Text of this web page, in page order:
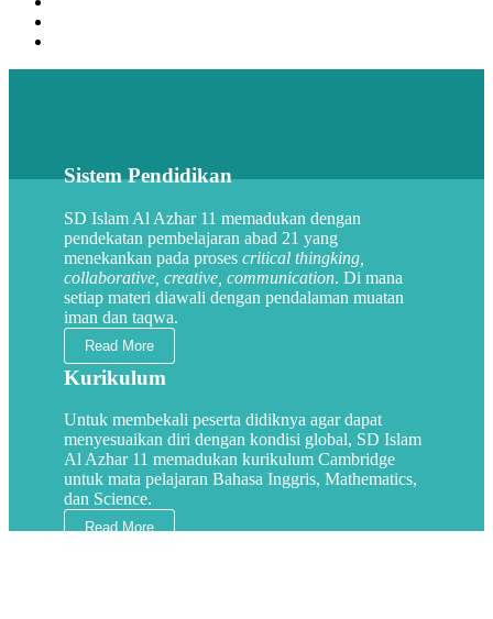
Sistem Pendidikan
SD Islam Al Azhar 11 memadukan dengan
pendekatan pembelajaran abad 21 yang
menekankan pada proses critical thingking,
collaborative, creative, communication. Di mana
setiap materi diawali dengan pendalaman muatan
iman dan taqwa.
Read More
Kurikulum
Untuk membekali peserta didiknya agar dapat
menyesuaikan diri dengan kondisi global, SD Islam
Al Azhar 11 memadukan kurikulum Cambridge
untuk mata pelajaran Bahasa Inggris, Mathematics,
dan Science.
Read More